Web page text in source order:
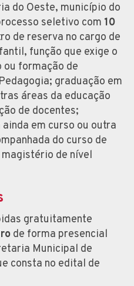
do Oeste, município do
seletivo com 10
de reserva no cargo de
função que exige o
formação de
graduação em
áreas da educação
de docentes;
em curso ou outra
do curso de
de nível
gratuitamente
de forma presencial
Municipal de
consta no edital de